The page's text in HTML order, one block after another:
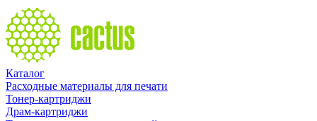
Каталог
Расходные материалы для печати
Тонер-картриджи
Драм-картриджи